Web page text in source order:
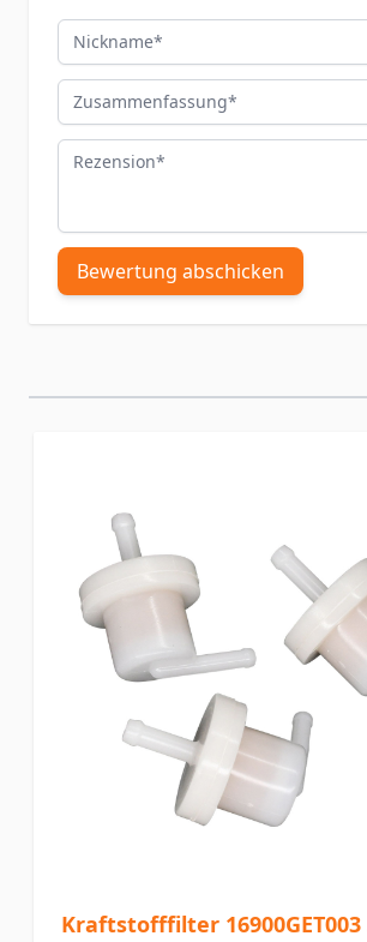
Nickname
Zusammenfassung
Rezension
Bewertung abschicken
Kraftstofffilter